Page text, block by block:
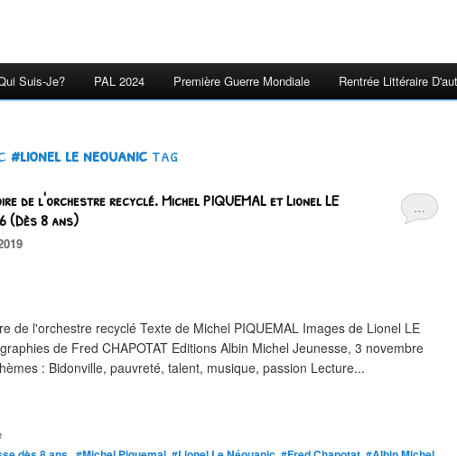
Suis-Je? PAL 2024 Première Guerre Mondiale Rentrée Littéraire
#lionel le neouanic tag
…
de l'orchestre recyclé. Michel PIQUEMAL et Lionel LE
(Dès 8 ans)
de l'orchestre recyclé Texte de Michel PIQUEMAL Images de Lionel LE
de Fred CHAPOTAT Editions Albin Michel Jeunesse, 3 novembre
: Bidonville, pauvreté, talent, musique, passion Lecture...